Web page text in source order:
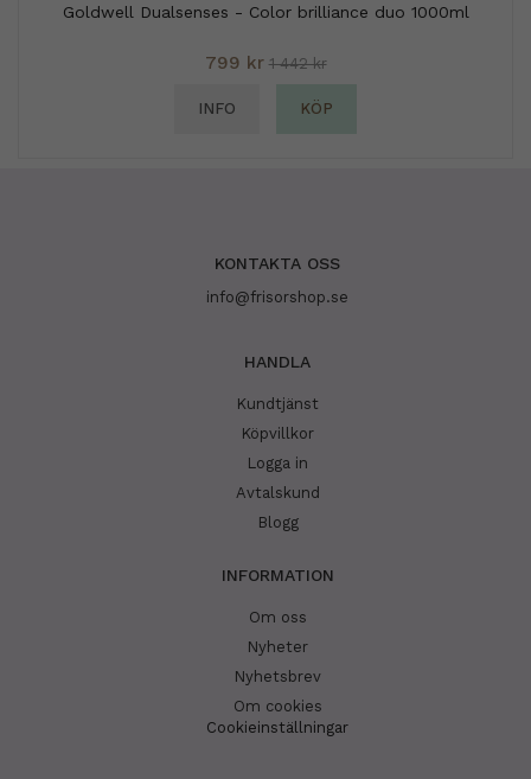
Goldwell Dualsenses - Color brilliance duo 1000ml
799 kr 1 442 kr
INFO KÖP
KONTAKTA OSS
info@frisorshop.se
HANDLA
Kundtjänst
Köpvillkor
Logga in
Avtalskund
Blogg
INFORMATION
Om oss
Nyheter
Nyhetsbrev
Om cookies
Cookieinställningar